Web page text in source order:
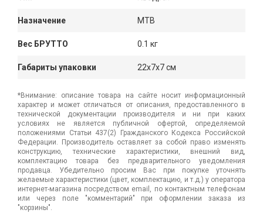
Назначение MTB
Вес БРУТТО 0.1 кг
Габариты упаковки 22x7x7 см
*Внимание: описание товара на сайте носит информационный
характер и может отличаться от описания, предоставленного в
технической документации производителя и ни при каких
условиях не является публичной офертой, определяемой
положениями Статьи 437(2) Гражданского Кодекса Российской
Федерации. Производитель оставляет за собой право изменять
конструкцию, технические характеристики, внешний вид,
комплектацию товара без предварительного уведомления
продавца. Убедительно просим Вас при покупке уточнять
желаемые характеристики (цвет, комплектацию, и т.д.) у оператора
интернет-магазина посредством email, по контактным телефонам
или через поле "комментарий" при оформлении заказа из
"корзины".